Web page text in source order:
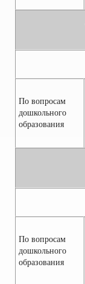
По вопросам
дошкольного
образования
По вопросам
дошкольного
образования